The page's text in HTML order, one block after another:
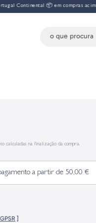
📦 em compras acima dos 65€
calculadas na finalização da compra.
a partir de 50,00 €
]